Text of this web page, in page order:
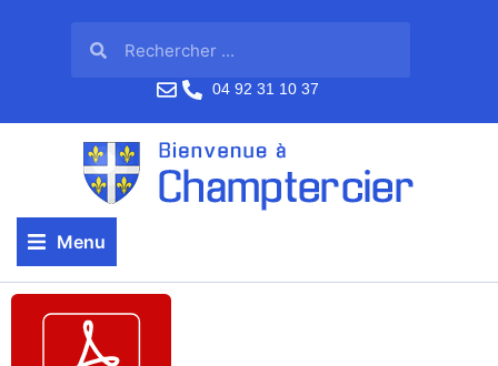
04 92 31 10 37
Menu